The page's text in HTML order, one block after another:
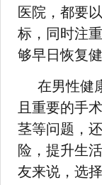
医院，都要
标，同时注
够早日恢复
在男性健
且重要的手
茎等问题，
险，提升生
友来说，选